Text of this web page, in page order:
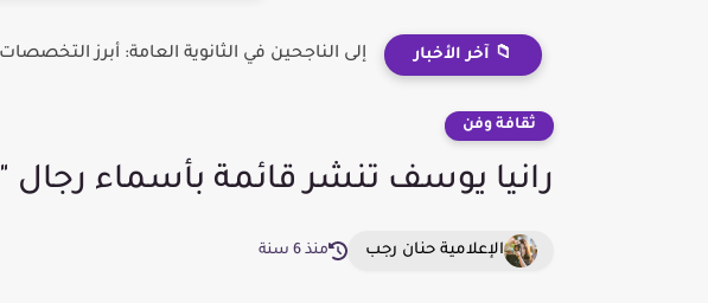
📁 آخر الأخبار إلى الناجحين في الثانوية العامة: أبرز التخصصات
ثقافة وفن
رانيا يوسف تنشر قائمة بأسماء رجال
الإعلامية حنان رجب منذ 6 سنة